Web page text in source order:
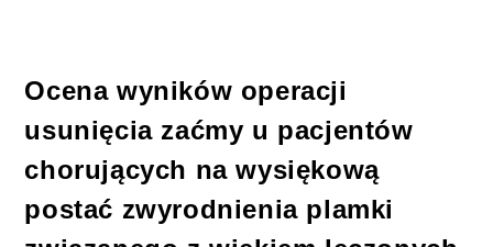
Ocena wyników operacji
usunięcia zaćmy u pacjentów
chorujących na wysiękową
postać zwyrodnienia plamki